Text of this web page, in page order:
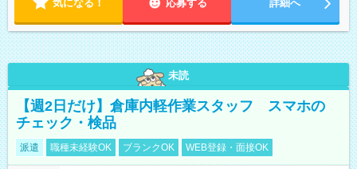
気になる！ 応募する 詳細へ
未読
【週2日だけ】倉庫内軽作業スタッフ スマホの
チェック・検品
派遣 職種未経験OK ブランクOK WEB登録・面接OK